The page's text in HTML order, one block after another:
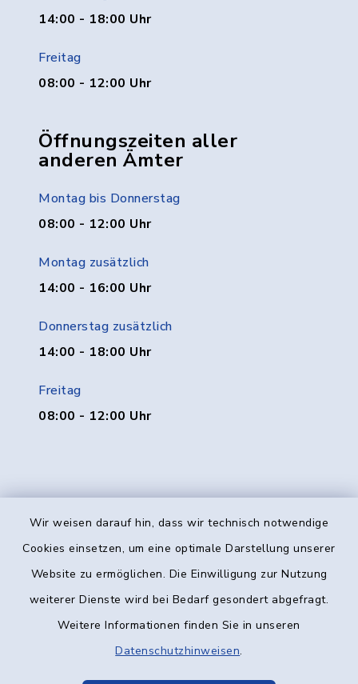
Wir weisen darauf hin, dass wir technisch notwendige
Cookies einsetzen, um eine optimale Darstellung unserer
Website zu ermöglichen. Die Einwilligung zur Nutzung
weiterer Dienste wird bei Bedarf gesondert abgefragt.
Weitere Informationen finden Sie in unseren
Datenschutzhinweisen.
14:00 - 18:00 Uhr
Freitag
08:00 - 12:00 Uhr
Öffnungszeiten aller
anderen Ämter
Montag bis Donnerstag
08:00 - 12:00 Uhr
Montag zusätzlich
14:00 - 16:00 Uhr
Donnerstag zusätzlich
14:00 - 18:00 Uhr
Freitag
08:00 - 12:00 Uhr
Kontakt
Datenschutz